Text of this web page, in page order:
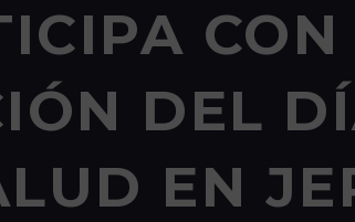
DEL
EN